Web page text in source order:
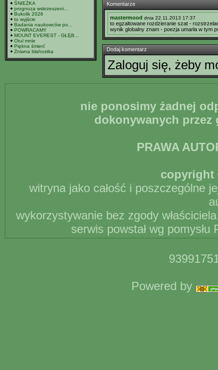
ŚNIEŻKA
prognoza wskrzeszeni...
Bukolik 2026
to wyjście
Badania naukowców po...
POWRACAMY
MOUNT EVEREST - GŁĘB...
Otul mnie
Piękna śmierć
Żniwna błahostka
Komentarze
mastermood dnia 22.11.2013 17:37
to egzaltowane rozdzieranie szat -
wynik globalny znam - poezja umarła w tym
Dodaj komentarz
Zaloguj się, żeby
nie ponosimy żadnej
dokonywanych
PRAWA
copyright
witryna jako całość i poszczególne
wykorzystywanie bez zgody
serwis powstał wg
Powered by